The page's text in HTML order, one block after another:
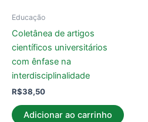
Educação
Coletânea de artigos
científicos universitários
com ênfase na
interdisciplinalidade
R$38,50
Adicionar ao carrinho